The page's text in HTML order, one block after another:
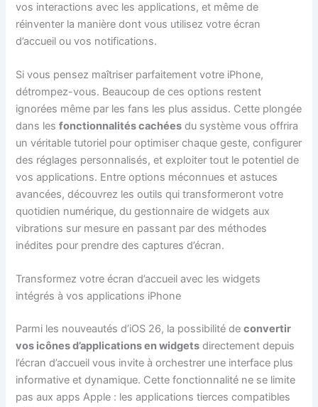
vos interactions avec les applications, et même de
réinventer la manière dont vous utilisez votre écran
d’accueil ou vos notifications.
Si vous pensez maîtriser parfaitement votre iPhone,
détrompez-vous. Beaucoup de ces options restent
ignorées même par les fans les plus assidus. Cette plongée
dans lesfonctionnalités cachées du système vous offrira
un véritable tutoriel pour optimiser chaque geste, configurer
des réglages personnalisés, et exploiter tout le potentiel de
vos applications. Entre options méconnues et astuces
avancées, découvrez les outils qui transformeront votre
quotidien numérique, du gestionnaire de widgets aux
vibrations sur mesure en passant par des méthodes
inédites pour prendre des captures d’écran.
Transformez votre écran d’accueil avec les widgets
intégrés à vos applications iPhone
Parmi les nouveautés d’iOS 26, la possibilité deconvertir
vos icônes d’applications en widgets directement depuis
l’écran d’accueil vous invite à orchestrer une interface plus
informative et dynamique. Cette fonctionnalité ne se limite
pas aux apps Apple : les applications tierces compatibles